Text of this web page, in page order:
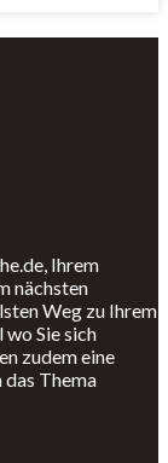
Ihrem
nächsten
Weg zu Ihrem
Sie sich
zudem eine
Thema